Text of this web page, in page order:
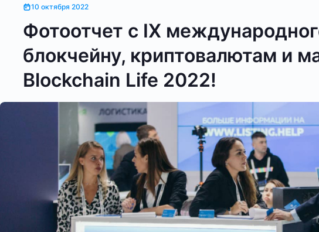
10 октября 2022
Фотоотчет с IX
блокчейну, криптовалютам и
Blockchain Life 2022!